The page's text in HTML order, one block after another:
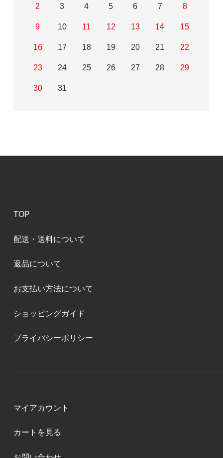
2 3 4 5 6 7 8
9 10 11 12 13 14 15
16 17 18 19 20 21 22
23 24 25 26 27 28 29
30 31
TOP
配送・送料について
返品について
お支払い方法について
ショッピングガイド
プライバシーポリシー
マイアカウント
カートを見る